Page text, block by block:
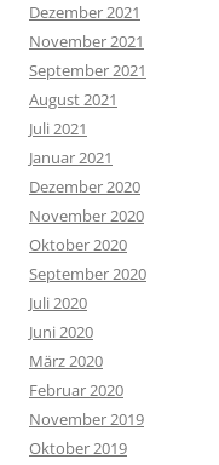
Dezember 2021
November 2021
September 2021
August 2021
Juli 2021
Januar 2021
Dezember 2020
November 2020
Oktober 2020
September 2020
Juli 2020
Juni 2020
März 2020
Februar 2020
November 2019
Oktober 2019